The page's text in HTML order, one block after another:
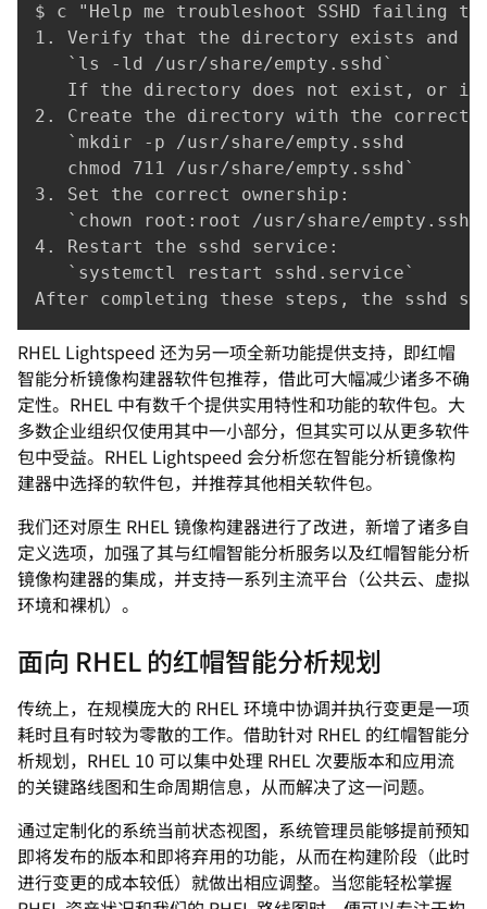
$ c "Help me troubleshoot SSHD failing
1. Verify that the directory exists and
   `ls -ld /usr/share/empty.sshd`
If the directory does not exist, or
2. Create the directory with the correct
   `mkdir -p /usr/share/empty.sshd
   chmod 711 /usr/share/empty.sshd`
3. Set the correct ownership:
`chown root:root /usr/share/
4. Restart the sshd service:
   `systemctl restart sshd.service`
After completing these steps, the sshd
RHEL Lightspeed 还为另一项全新功能提供支持，即红帽
智能分析镜像构建器软件包推荐，借此可大幅减少诸多不确
定性。RHEL 中有数千个提供实用特性和功能的软件包。大
多数企业组织仅使用其中一小部分，但其实可以从更多软件
包中受益。RHEL Lightspeed 会分析您在智能分析镜像构
建器中选择的软件包，并推荐其他相关软件包。
我们还对原生 RHEL 镜像构建器进行了改进，新增了诸多自
定义选项，加强了其与红帽智能分析服务以及红帽智能分析
镜像构建器的集成，并支持一系列主流平台（公共云、虚拟
环境和裸机）。
面向 RHEL 的红帽智能分析规划
传统上，在规模庞大的 RHEL 环境中协调并执行变更是一项
耗时且有时较为零散的工作。借助针对 RHEL 的红帽智能分
析规划，RHEL 10 可以集中处理 RHEL 次要版本和应用流
的关键路线图和生命周期信息，从而解决了这一问题。
通过定制化的系统当前状态视图，系统管理员能够提前预知
即将发布的版本和即将弃用的功能，从而在构建阶段（此时
进行变更的成本较低）就做出相应调整。当您能轻松掌握